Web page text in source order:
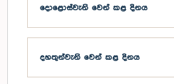
දොළොස්වැනි වෙන් කළ දිනය
දහතුන්වැනි වෙන් කළ දිනය